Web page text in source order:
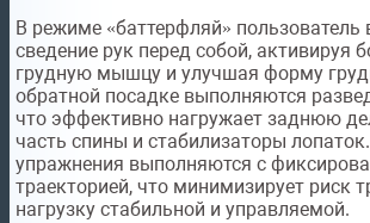
В режиме «баттерфляй» пользователь
сведение рук перед собой, активируя
грудную мышцу и улучшая форму
обратной посадке выполняются
что эффективно нагружает заднюю
часть спины и стабилизаторы
упражнения выполняются с
траекторией, что минимизирует риск
нагрузку стабильной и управляемой.